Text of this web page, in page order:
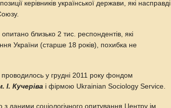
керівників української держави, які насправді
близько 2 тис. респондентів, які
України (старше 18 років), похибка не
у грудні 2011 року фондом
І. Кучеріва і фірмою Ukrainian Sociology Service.
даними соціологічного опитування Центру ім.